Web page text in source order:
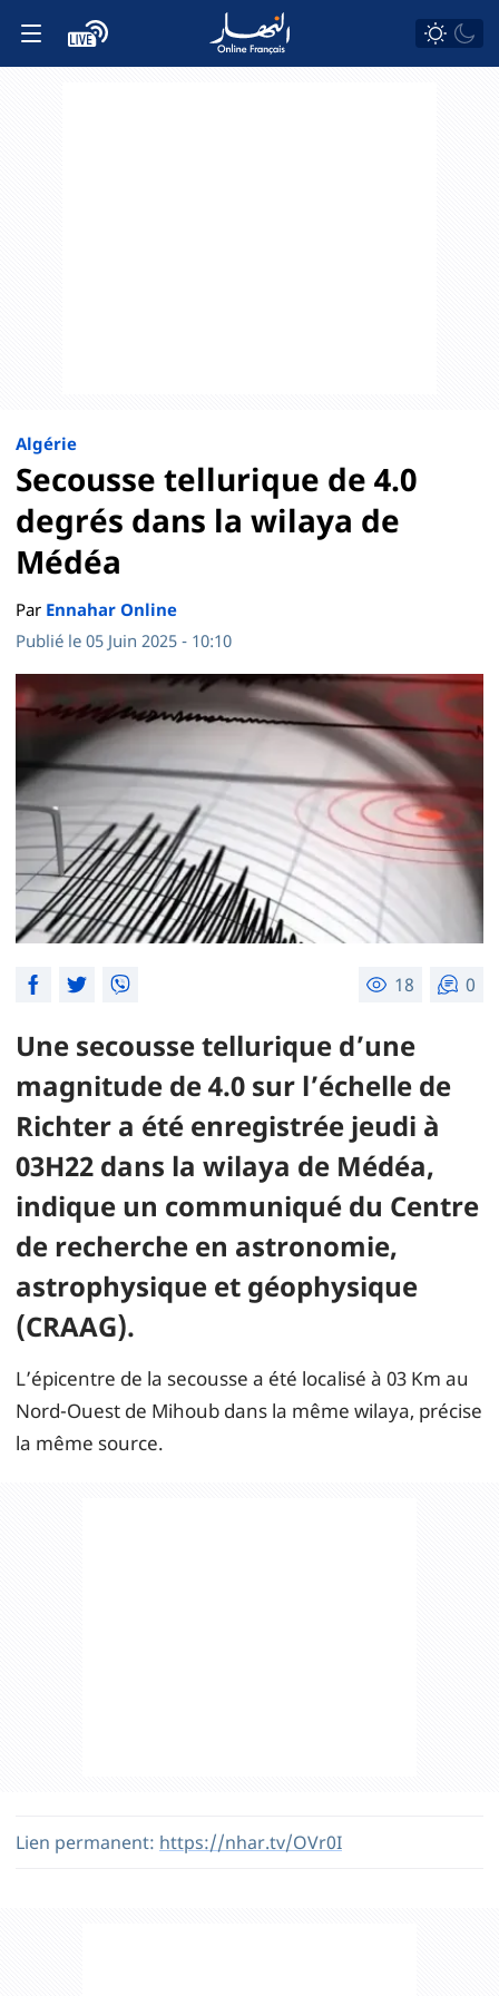
Algérie
Secousse tellurique de 4.0
degrés dans la wilaya de
Médéa
Par Ennahar Online
Publié le 05 Juin 2025 - 10:10
18 0
Une secousse tellurique d’une
magnitude de 4.0 sur l’échelle de
Richter a été enregistrée jeudi à
03H22 dans la wilaya de Médéa,
indique un communiqué du Centre
de recherche en astronomie,
astrophysique et géophysique
(CRAAG).
L’épicentre de la secousse a été localisé à 03 Km au
Nord-Ouest de Mihoub dans la même wilaya, précise
la même source.
Lien permanent: https://nhar.tv/OVr0I